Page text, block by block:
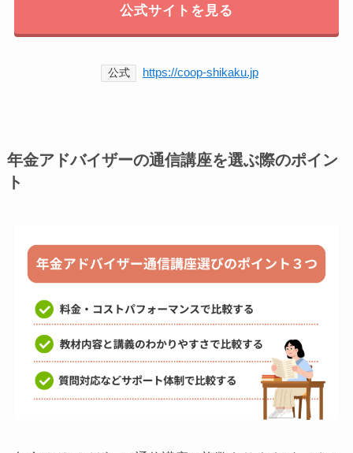
公式サイトを見る
公式 https://coop-shikaku.jp
年金アドバイザーの通信講座を選ぶ際のポイン
ト